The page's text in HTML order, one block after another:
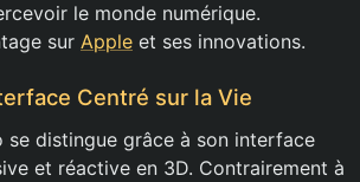
le monde numérique.
sur Apple et ses innovations.
Centré sur la Vie
se distingue grâce à son interface
et réactive en 3D. Contrairement à